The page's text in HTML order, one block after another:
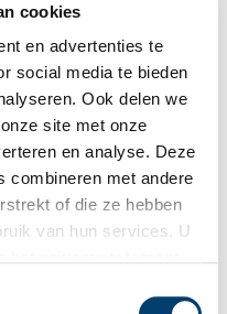
cookies
en advertenties te
social media te bieden
Ook delen we
site met onze
en analyse. Deze
combineren met andere
of die ze hebben
van hun services. U